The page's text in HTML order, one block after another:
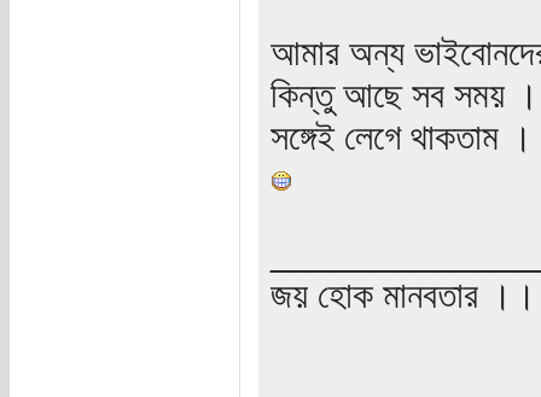
আমার অন্য
কিন্তু আছে সব সময় ।
সঙ্গেই লেগে থাকতাম ।
জয় হোক মানবতার